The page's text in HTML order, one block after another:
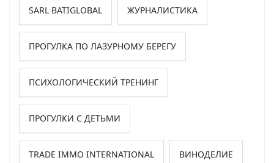
SARL BATIGLOBAL ЖУРНАЛИСТИКА
ПРОГУЛКА ПО ЛАЗУРНОМУ БЕРЕГУ
ПСИХОЛОГИЧЕСКИЙ ТРЕНИНГ
ПРОГУЛКИ С ДЕТЬМИ
TRADE IMMO INTERNATIONAL ВИНОДЕЛИЕ